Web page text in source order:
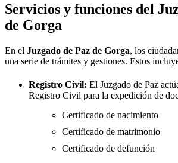
Servicios y funciones del
de Gorga
En el Juzgado de Paz de Gorga, los
una serie de trámites y gestiones. Estos
Registro Civil: El Juzgado de Paz
Registro Civil para la expedición de
Certificado de nacimiento
Certificado de matrimonio
Certificado de defunción